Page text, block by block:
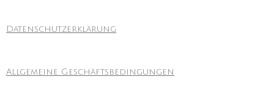
Datenschutzerklärung
Allgemeine Geschäftsbedingungen